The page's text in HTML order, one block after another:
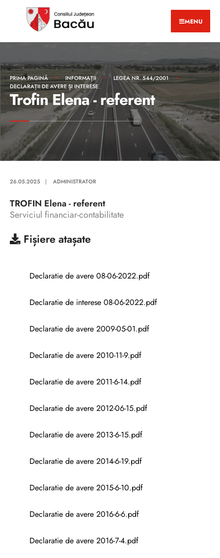
MENU
PRIMA PAGINĂ INFORMAȚII
LEGEA NR. 544/2001
DECLARAȚII DE AVERE ȘI INTERESE
Trofin Elena - referent
26.05.2025 | ADMINISTRATOR
TROFIN Elena - referent
Serviciul financiar-contabilitate
Fișiere atașate
Declaratie de avere 08-06-2022.pdf
Declaratie de interese 08-06-2022.pdf
Declaratie de avere 2009-05-01.pdf
Declaratie de avere 2010-11-9.pdf
Declaratie de avere 2011-6-14.pdf
Declaratie de avere 2012-06-15.pdf
Declaratie de avere 2013-6-15.pdf
Declaratie de avere 2014-6-19.pdf
Declaratie de avere 2015-6-10.pdf
Declaratie de avere 2016-6-6.pdf
Declaratie de avere 2016-7-4.pdf